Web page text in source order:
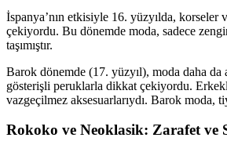
İspanya’nın etkisiyle 16. yüzyılda,
çekiyordu. Bu dönemde moda, sadece
taşımıştır.
Barok dönemde (17. yüzyıl), moda daha
gösterişli peruklarla dikkat çekiyordu.
vazgeçilmez aksesuarlarıydı. Barok moda,
Rokoko ve Neoklasik: Zarafet ve